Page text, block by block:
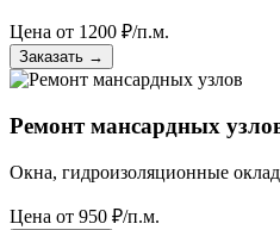
Цена от 1200 ₽/п.м.
Заказать →
Ремонт мансардных
Окна, гидроизоляционные
Цена от 950 ₽/п.м.